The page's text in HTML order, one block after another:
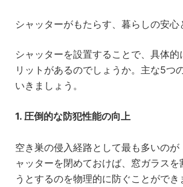
シャッターがもたらす、暮らしの安心
シャッターを設置することで、具体的
リットがあるのでしょうか。主な5つ
いきましょう。
1. 圧倒的な防犯性能の向上
空き巣の侵入経路として最も多いのが
ャッターを閉めておけば、窓ガラスを
うとするのを物理的に防ぐことができ